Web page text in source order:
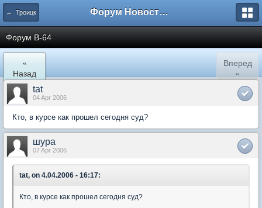
← Троицк Форум Новостройки
Форум В-64
«
Назад
Вперед
»
tat
04 Apr 2006
Кто, в курсе как прошел сегодня суд?
шура
07 Apr 2006
tat, on 4.04.2006 - 16:17:
Кто, в курсе как прошел сегодня суд?